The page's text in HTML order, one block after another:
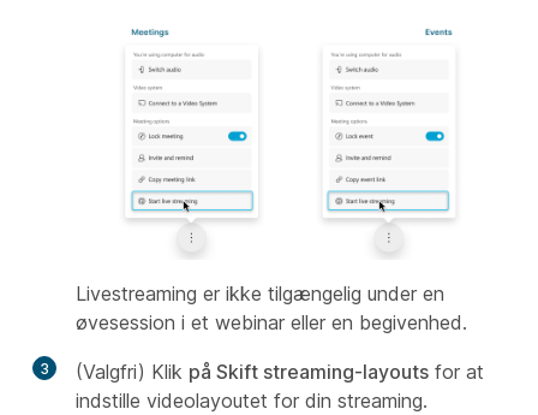
Livestreaming er ikke tilgængelig under en
øvesession i et webinar eller en begivenhed.
3 (Valgfri) Klik på Skift streaming-layouts for at
indstille videolayoutet for din streaming.